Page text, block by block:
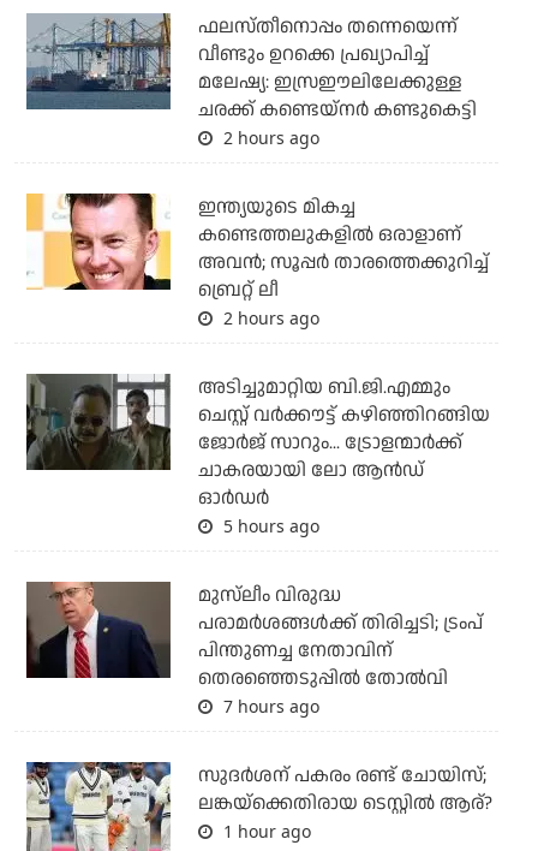
ഫലസ്തീനൊപ്പം തന്നെയെന്ന്
വീണ്ടും ഉറക്കെ പ്രഖ്യാപിച്ച്
മലേഷ്യ: ഇസ്രഈലിലേക്കുള്ള
ചരക്ക് കണ്ടെയ്‌നര്‍ കണ്ടുകെട്ടി
2 hours ago
ഇന്ത്യയുടെ മികച്ച
കണ്ടെത്തലുകളില്‍ ഒരാളാണ്
അവന്‍; സൂപ്പര്‍ താരത്തെക്കുറിച്ച്
ബ്രെറ്റ് ലീ
2 hours ago
അടിച്ചുമാറ്റിയ ബി.ജി.എമ്മും
ചെസ്റ്റ് വര്‍ക്കൗട്ട് കഴിഞ്ഞിറങ്ങിയ
ജോര്‍ജ് സാറും... ട്രോളന്മാര്‍ക്ക്
ചാകരയായി ലോ ആന്‍ഡ്
ഓര്‍ഡര്‍
5 hours ago
മുസ്‌ലീം വിരുദ്ധ
പരാമര്‍ശങ്ങള്‍ക്ക് തിരിച്ചടി; ട്രംപ്
പിന്തുണച്ച നേതാവിന്
തെരഞ്ഞെടുപ്പില്‍ തോല്‍വി
7 hours ago
സുദര്‍ശന് പകരം രണ്ട് ചോയിസ്;
ലങ്കയ്‌ക്കെതിരായ ടെസ്റ്റില്‍ ആര്?
1 hour ago